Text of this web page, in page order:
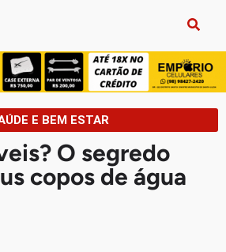
E BEM ESTAR
O segredo
copos de água